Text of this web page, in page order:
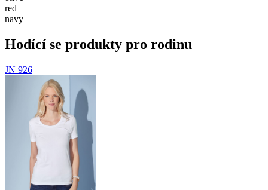
red
navy
Hodící se produkty pro rodinu
JN 926